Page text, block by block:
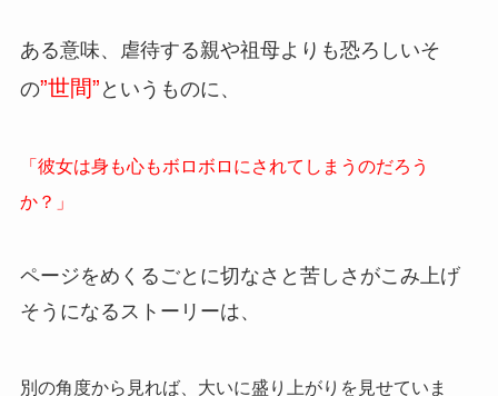
ある意味、虐待する親や祖母よりも恐ろしいそ
の”世間” というものに、
「彼女は身も心もボロボロにされてしまうのだろう
か？」
ページをめくるごとに切なさと苦しさがこみ上げ
そうになるストーリーは、
別の角度から見れば、大いに盛り上がりを見せていま